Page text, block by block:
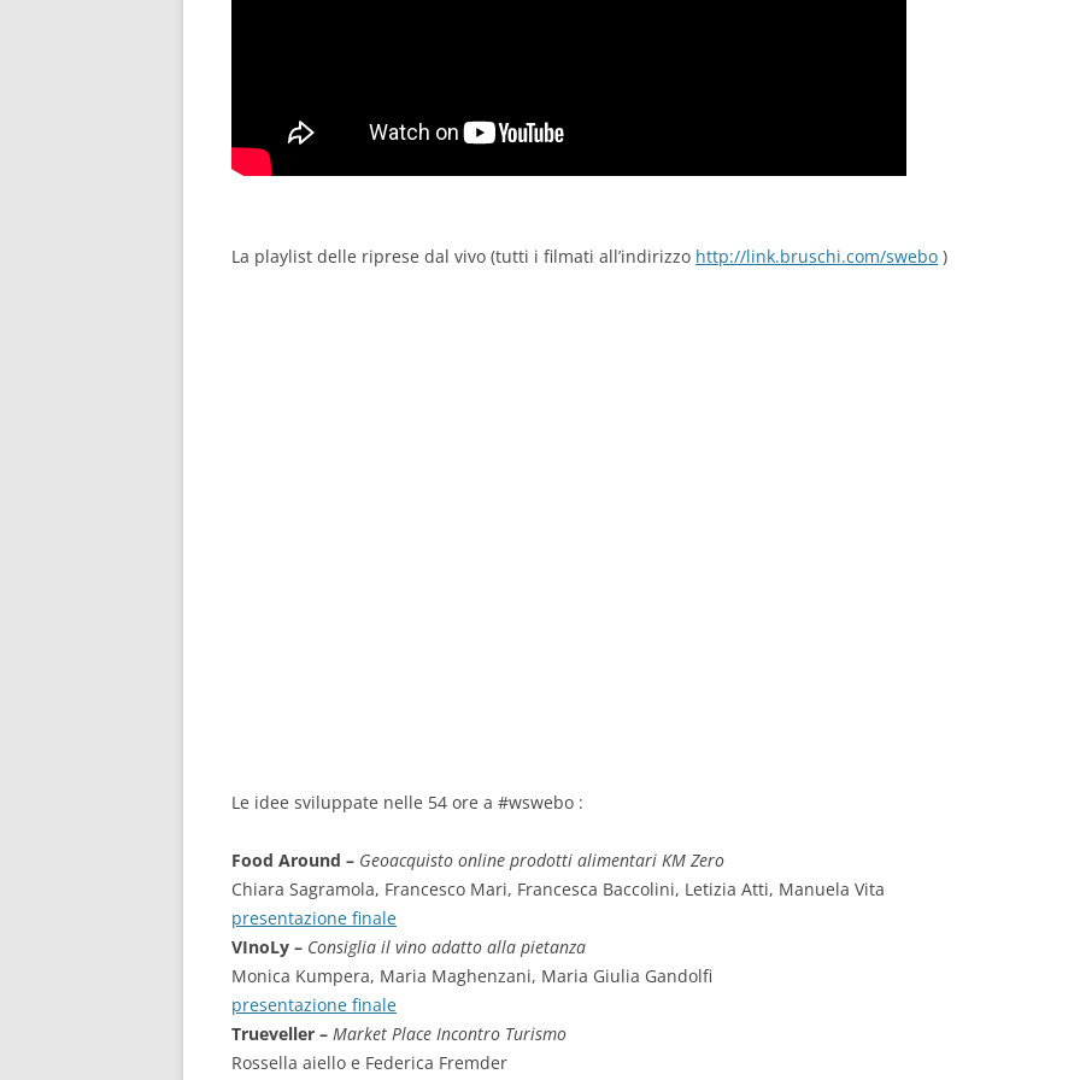
La playlist delle riprese dal vivo (tutti i filmati all’indirizzo http://link.bruschi.com/swebo )
Le idee sviluppate nelle 54 ore a #wswebo :
Food Around – Geoacquisto online prodotti alimentari KM Zero
Chiara Sagramola, Francesco Mari, Francesca Baccolini, Letizia Atti, Manuela Vita
presentazione finale
VInoLy – Consiglia il vino adatto alla pietanza
Monica Kumpera, Maria Maghenzani, Maria Giulia Gandolfi
presentazione finale
Trueveller – Market Place Incontro Turismo
Rossella aiello e Federica Fremder